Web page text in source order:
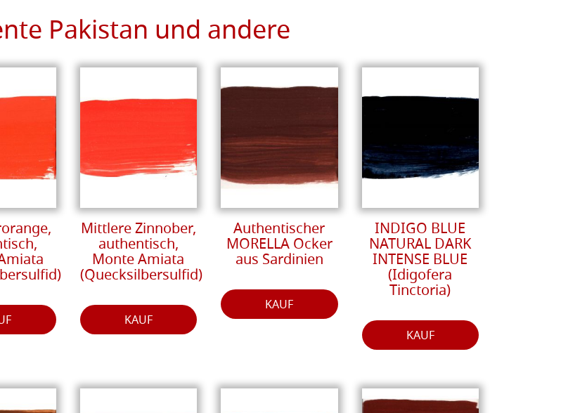
Pakistan und andere
Mittlere Zinnober,
authentisch,
Monte Amiata
(Quecksilbersulfid)
KAUF
Authentischer
MORELLA Ocker
aus Sardinien
KAUF
INDIGO BLUE
NATURAL DARK
INTENSE BLUE
(Idigofera
Tinctoria)
KAUF